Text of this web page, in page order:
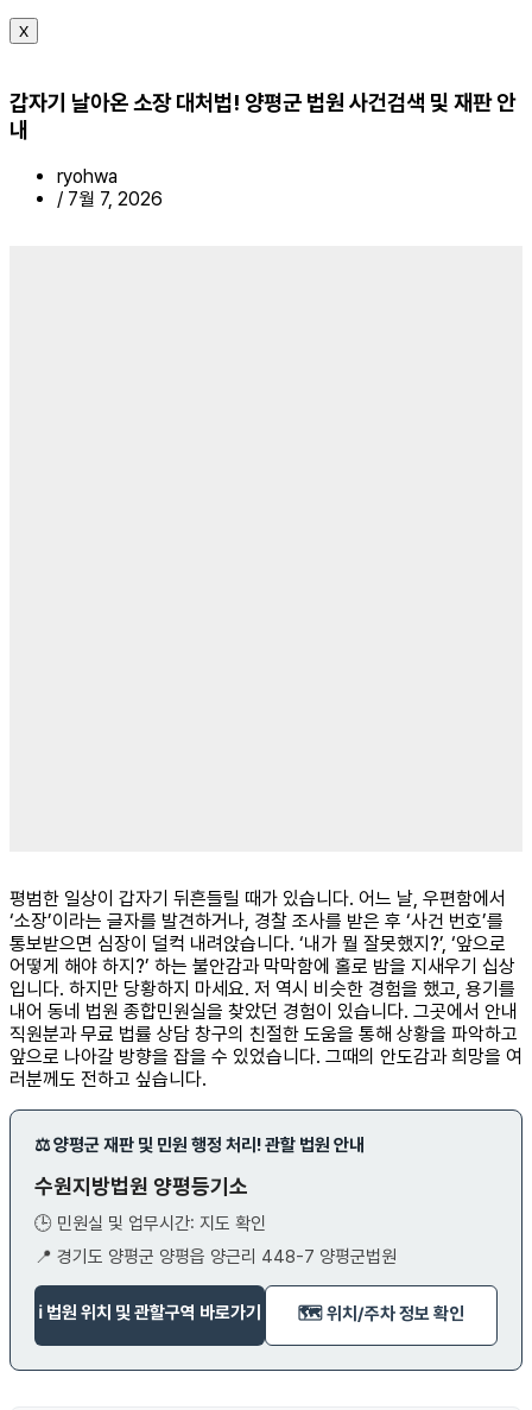
X
갑자기 날아온 소장 대처법! 양평군 법원 사건검색 및 재판 안
내
ryohwa
/ 7월 7, 2026
평범한 일상이 갑자기 뒤흔들릴 때가 있습니다. 어느 날, 우편함에서
‘소장’이라는 글자를 발견하거나, 경찰 조사를 받은 후 ‘사건 번호’를
통보받으면 심장이 덜컥 내려앉습니다. ‘내가 뭘 잘못했지?’, ‘앞으로
어떻게 해야 하지?’ 하는 불안감과 막막함에 홀로 밤을 지새우기 십상
입니다. 하지만 당황하지 마세요. 저 역시 비슷한 경험을 했고, 용기를
내어 동네 법원 종합민원실을 찾았던 경험이 있습니다. 그곳에서 안내
직원분과 무료 법률 상담 창구의 친절한 도움을 통해 상황을 파악하고
앞으로 나아갈 방향을 잡을 수 있었습니다. 그때의 안도감과 희망을 여
러분께도 전하고 싶습니다.
⚖️ 양평군 재판 및 민원 행정 처리! 관할 법원 안내
수원지방법원 양평등기소
🕒 민원실 및 업무시간: 지도 확인
📍 경기도 양평군 양평읍 양근리 448-7 양평군법원
ℹ️ 법원 위치 및 관할구역 바로가기 🗺️ 위치/주차 정보 확인